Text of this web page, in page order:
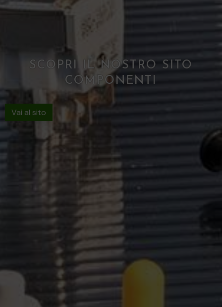
SCOPRI IL NOSTRO SITO
COMPONENTI
Vai al sito